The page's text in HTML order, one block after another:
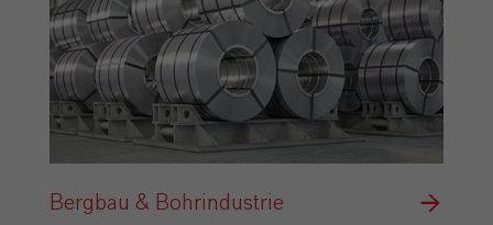
Bergbau & Bohrindustrie